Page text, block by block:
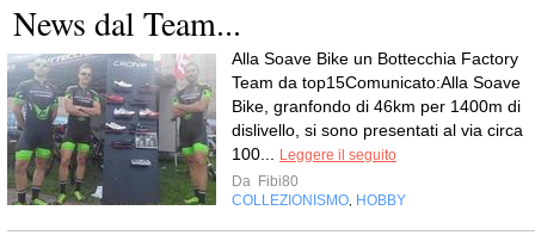
News dal Team...
Alla Soave Bike un Bottecchia Factory
Team da top15Comunicato:Alla Soave
Bike, granfondo di 46km per 1400m di
dislivello, si sono presentati al via circa
100... Leggere il seguito
Da Fibi80
COLLEZIONISMO, HOBBY